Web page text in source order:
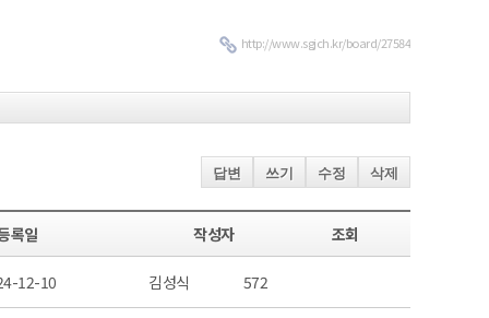
http://www.sgjch.kr/board/27584
답변 쓰기 수정 삭제
록일 작성자 조회
12-10 김성식 572